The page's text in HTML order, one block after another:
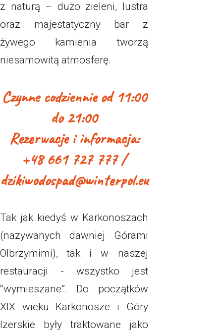
z naturą – dużo zieleni, lustra
oraz majestatyczny bar z
żywego kamienia tworzą
niesamowitą atmosferę.
Czynne codziennie od 11:00
do 21:00
Rezerwacje i informacja:
+48 661 727 777 /
dzikiwodospad@winterpol.eu
Tak jak kiedyś w Karkonoszach
(nazywanych dawniej Górami
Olbrzymimi), tak i w naszej
restauracji - wszystko jest
“wymieszane”. Do początków
XIX wieku Karkonosze i Góry
Izerskie były traktowane jako